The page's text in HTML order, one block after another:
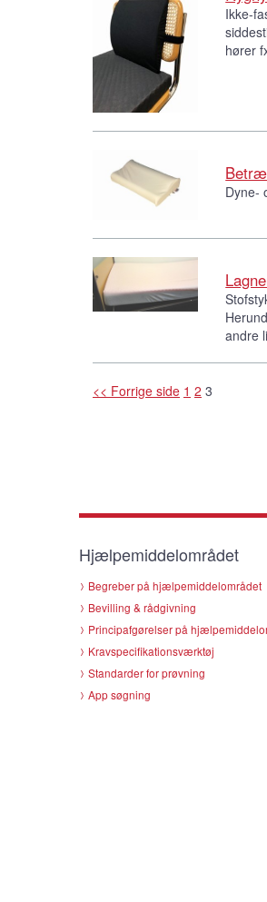
Ikke-
hører
Dyne-
andre
<< Forrige side 1 2 3
Hjælpemiddelområdet
Begreber på hjælpemiddelområdet
Bevilling & rådgivning
Principafgørelser på
Kravspecifikationsværktøj
Standarder for prøvning
App søgning